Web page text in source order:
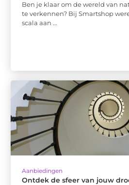
Ben je klaar om de wereld van
te verkennen? Bij Smartshop
scala aan ...
Aanbiedingen
Ontdek de sfeer van jouw